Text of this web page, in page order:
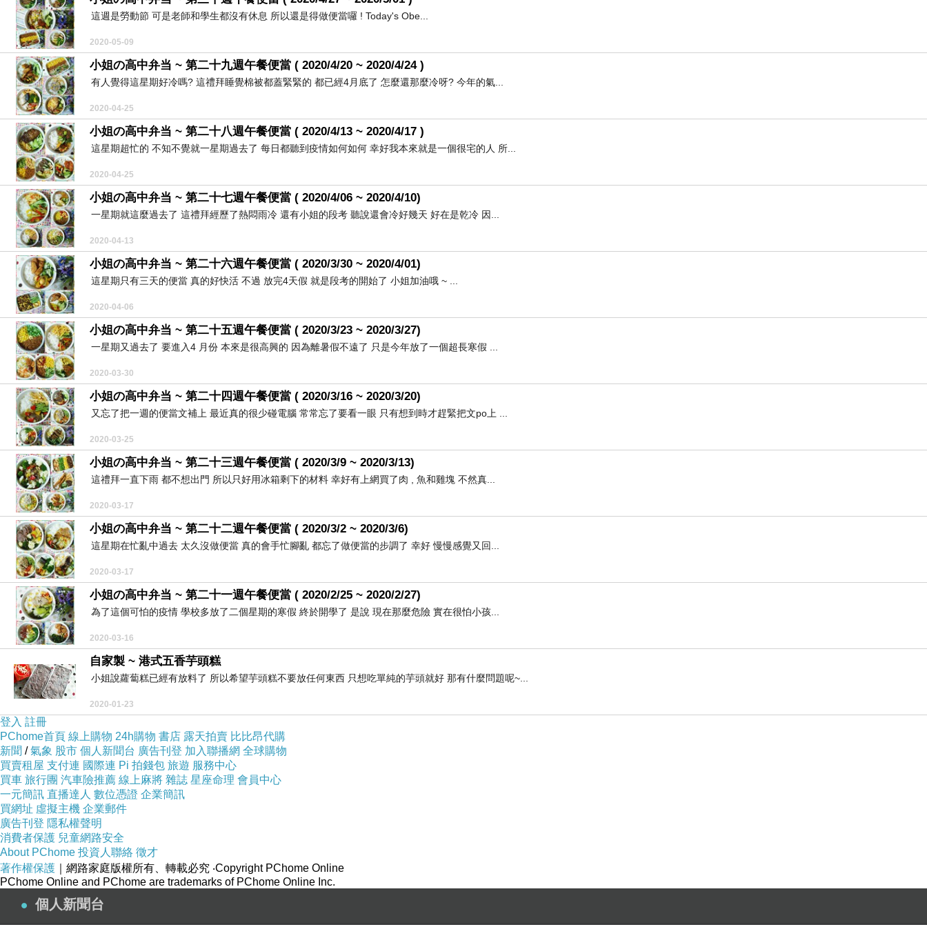
這週是勞動節 可是老師和學生都沒有休息 所以還是得做便當囉 ! Today's Obe...
2020-05-09
小姐の高中弁当 ~ 第二十九週午餐便當 ( 2020/4/20 ~ 2020/4/24 )
有人覺得這星期好冷嗎? 這禮拜睡覺棉被都蓋緊緊的 都已經4月底了 怎麼還那麼冷呀? 今年的氣...
2020-04-25
小姐の高中弁当 ~ 第二十八週午餐便當 ( 2020/4/13 ~ 2020/4/17 )
這星期超忙的 不知不覺就一星期過去了 每日都聽到疫情如何如何 幸好我本來就是一個很宅的人 所...
2020-04-25
小姐の高中弁当 ~ 第二十七週午餐便當 ( 2020/4/06 ~ 2020/4/10)
一星期就這麼過去了 這禮拜經歷了熱悶雨冷 還有小姐的段考 聽說還會冷好幾天 好在是乾冷 因...
2020-04-13
小姐の高中弁当 ~ 第二十六週午餐便當 ( 2020/3/30 ~ 2020/4/01)
這星期只有三天的便當 真的好快活 不過 放完4天假 就是段考的開始了 小姐加油哦 ~ ...
2020-04-06
小姐の高中弁当 ~ 第二十五週午餐便當 ( 2020/3/23 ~ 2020/3/27)
一星期又過去了 要進入4 月份 本來是很高興的 因為離暑假不遠了 只是今年放了一個超長寒假 ...
2020-03-30
小姐の高中弁当 ~ 第二十四週午餐便當 ( 2020/3/16 ~ 2020/3/20)
又忘了把一週的便當文補上 最近真的很少碰電腦 常常忘了要看一眼 只有想到時才趕緊把文po上 ...
2020-03-25
小姐の高中弁当 ~ 第二十三週午餐便當 ( 2020/3/9 ~ 2020/3/13)
這禮拜一直下雨 都不想出門 所以只好用冰箱剩下的材料 幸好有上網買了肉 , 魚和雞塊 不然真...
2020-03-17
小姐の高中弁当 ~ 第二十二週午餐便當 ( 2020/3/2 ~ 2020/3/6)
這星期在忙亂中過去 太久沒做便當 真的會手忙腳亂 都忘了做便當的步調了 幸好 慢慢感覺又回...
2020-03-17
小姐の高中弁当 ~ 第二十一週午餐便當 ( 2020/2/25 ~ 2020/2/27)
為了這個可怕的疫情 學校多放了二個星期的寒假 終於開學了 是說 現在那麼危險 實在很怕小孩...
2020-03-16
自家製 ~ 港式五香芋頭糕
小姐說蘿蔔糕已經有放料了 所以希望芋頭糕不要放任何東西 只想吃單純的芋頭就好 那有什麼問題呢~...
2020-01-23
登入 註冊
PChome首頁 線上購物 24h購物 書店 露天拍賣 比比昂代購
新聞 /氣象 股市 個人新聞台 廣告刊登 加入聯播網 全球購物
買賣租屋 支付連 國際連 Pi 拍錢包 旅遊 服務中心
買車 旅行團 汽車險推薦 線上麻將 雜誌 星座命理 會員中心
一元簡訊 直播達人 數位憑證 企業簡訊
買網址 虛擬主機 企業郵件
廣告刊登 隱私權聲明
消費者保護 兒童網路安全
About PChome 投資人聯絡 徵才
著作權保護 ｜網路家庭版權所有、轉載必究 ‧Copyright PChome Online
PChome Online and PChome are trademarks of PChome Online Inc.
個人新聞台